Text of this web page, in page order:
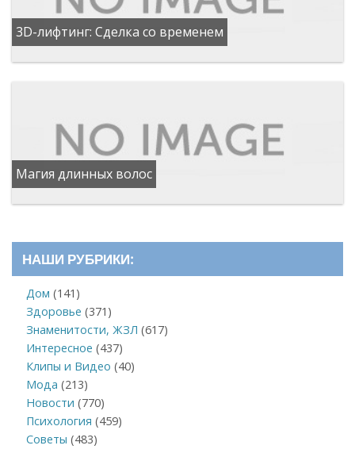
3D-лифтинг: Сделка со временем
Магия длинных волос
НАШИ РУБРИКИ:
Дом (141)
Здоровье (371)
Знаменитости, ЖЗЛ (617)
Интересное (437)
Клипы и Видео (40)
Мода (213)
Новости (770)
Психология (459)
Советы (483)